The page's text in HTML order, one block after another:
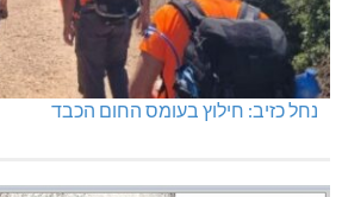
נחל כזיב: חילוץ בעומס החום הכבד